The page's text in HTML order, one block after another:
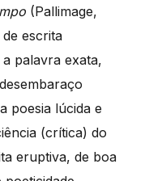
(Pallimage,
escrita
palavra exata,
poesia lúcida e
(crítica) do
eruptiva, de boa